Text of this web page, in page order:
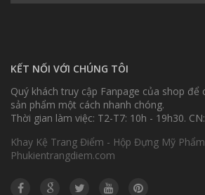
KẾT NỐI VỚI CHÚNG TÔI
Quý khách truy cập Fanpage của shop để
sản phẩm một cách nhanh chóng.
Thời gian làm việc: T2-T7: 10h - 19h30.
Khay Kệ Trang Điểm - Hộp Đựng Mỹ
Phukientrangdiem.com